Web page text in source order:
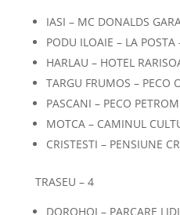
IASI – MC DONALDS
PODU ILOAIE – LA
HARLAU – HOTEL
TARGU FRUMOS – PECO
PASCANI – PECO
MOTCA – CAMINUL
CRISTESTI – PENSIUNE
TRASEU – 4
DOROHOI – PARCARE